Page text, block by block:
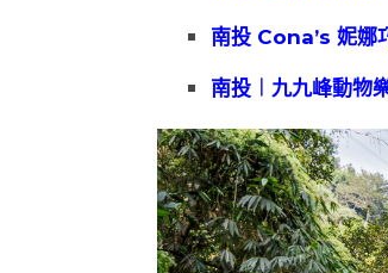
南投 Cona’s 妮娜
南投︱九九峰動物